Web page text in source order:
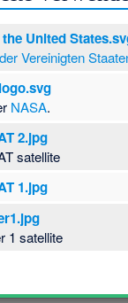
United
Vereinigten
NASA.
2.jpg
satellite
1.jpg
1 satellite